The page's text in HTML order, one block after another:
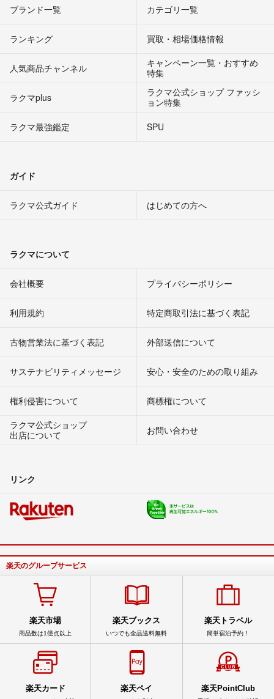
ブランド一覧 カテゴリ一覧
ランキング 買取・相場価格情報
人気商品チャンネル
キャンペーン一覧・おすすめ
特集
ラクマplus
ラクマ公式ショップ ファッシ
ョン特集
ラクマ最強鑑定
SPU
ガイド
ラクマ公式ガイド はじめての方へ
ラクマについて
会社概要 プライバシーポリシー
利用規約 特定商取引法に基づく表記
古物営業法に基づく表記 外部送信について
サステナビリティメッセージ 安心・安全のための取り組み
権利侵害について
商標権について
ラクマ公式ショップ
出店について
お問い合わせ
リンク
楽天のグループサービス
楽天市場
商品数は1億点以上
楽天ブックス
いつでも全品送料無料
楽天トラベル
簡単宿泊予約！
楽天カード 楽天ペイ 楽天PointClub